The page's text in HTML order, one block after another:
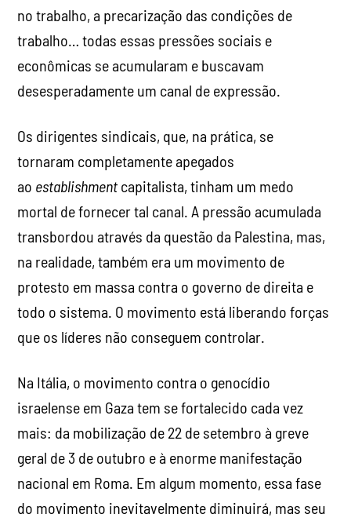
no trabalho, a precarização das condições de
trabalho… todas essas pressões sociais e
econômicas se acumularam e buscavam
desesperadamente um canal de expressão.
Os dirigentes sindicais, que, na prática, se
tornaram completamente apegados
ao establishment capitalista, tinham um medo
mortal de fornecer tal canal. A pressão acumulada
transbordou através da questão da Palestina, mas,
na realidade, também era um movimento de
protesto em massa contra o governo de direita e
todo o sistema. O movimento está liberando forças
que os líderes não conseguem controlar.
Na Itália, o movimento contra o genocídio
israelense em Gaza tem se fortalecido cada vez
mais: da mobilização de 22 de setembro à greve
geral de 3 de outubro e à enorme manifestação
nacional em Roma. Em algum momento, essa fase
do movimento inevitavelmente diminuirá, mas seu